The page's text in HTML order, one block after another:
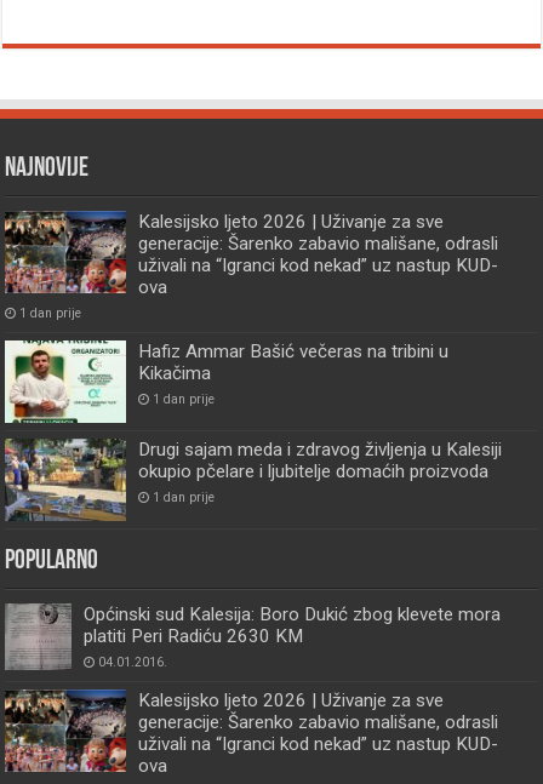
Najnovije
Kalesijsko ljeto 2026 | Uživanje za sve
generacije: Šarenko zabavio mališane, odrasli
uživali na “Igranci kod nekad” uz nastup KUD-
ova
1 dan prije
Hafiz Ammar Bašić večeras na tribini u
Kikačima
1 dan prije
Drugi sajam meda i zdravog življenja u Kalesiji
okupio pčelare i ljubitelje domaćih proizvoda
1 dan prije
Popularno
Općinski sud Kalesija: Boro Dukić zbog klevete mora
platiti Peri Radiću 2630 KM
04.01.2016.
Kalesijsko ljeto 2026 | Uživanje za sve
generacije: Šarenko zabavio mališane, odrasli
uživali na “Igranci kod nekad” uz nastup KUD-
ova